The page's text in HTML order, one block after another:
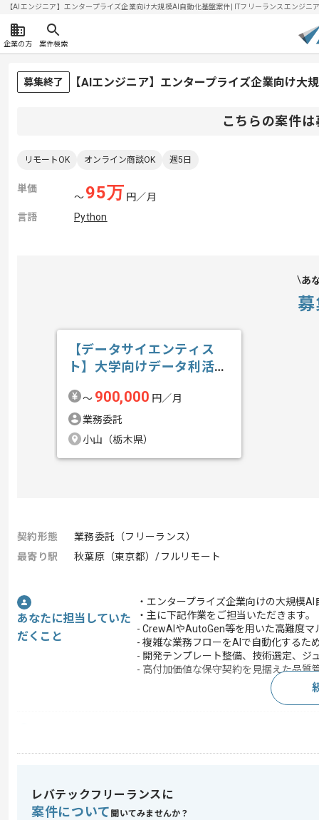
【AIエンジニア】エンタープライズ企業向け大規模AI自動化基盤案件| ITフリーランスエンジ
企業の方 案件検索
募集終了 【AIエンジニア】エンタープライズ企業向け大
こちらの案件
リモートOK オンライン商談OK 週5日
単価
〜95万 円／月
言語
Python
あ
【データサイエンティス
ト】大学向けデータ利活用
〜 900,000 円／月
業務委託
小山（栃木県）
契約形態
業務委託（フリーランス）
最寄り駅
秋葉原（東京都）/フルリモート
あなたに担当していた
だくこと
・エンタープライズ企業向けの大規模
・主に下記作業をご担当いただきます。
- CrewAIやAutoGen等を用いた高難度
- 複雑な業務フローをAIで自動化するた
- 開発テンプレート整備、技術選定、ジ
- 高付加価値な保守契約を見据えた品質
・複数AIプロジェクトの技術リード、
歓迎スキル
レバテックフリーランスに
案件について 聞いてみませんか？